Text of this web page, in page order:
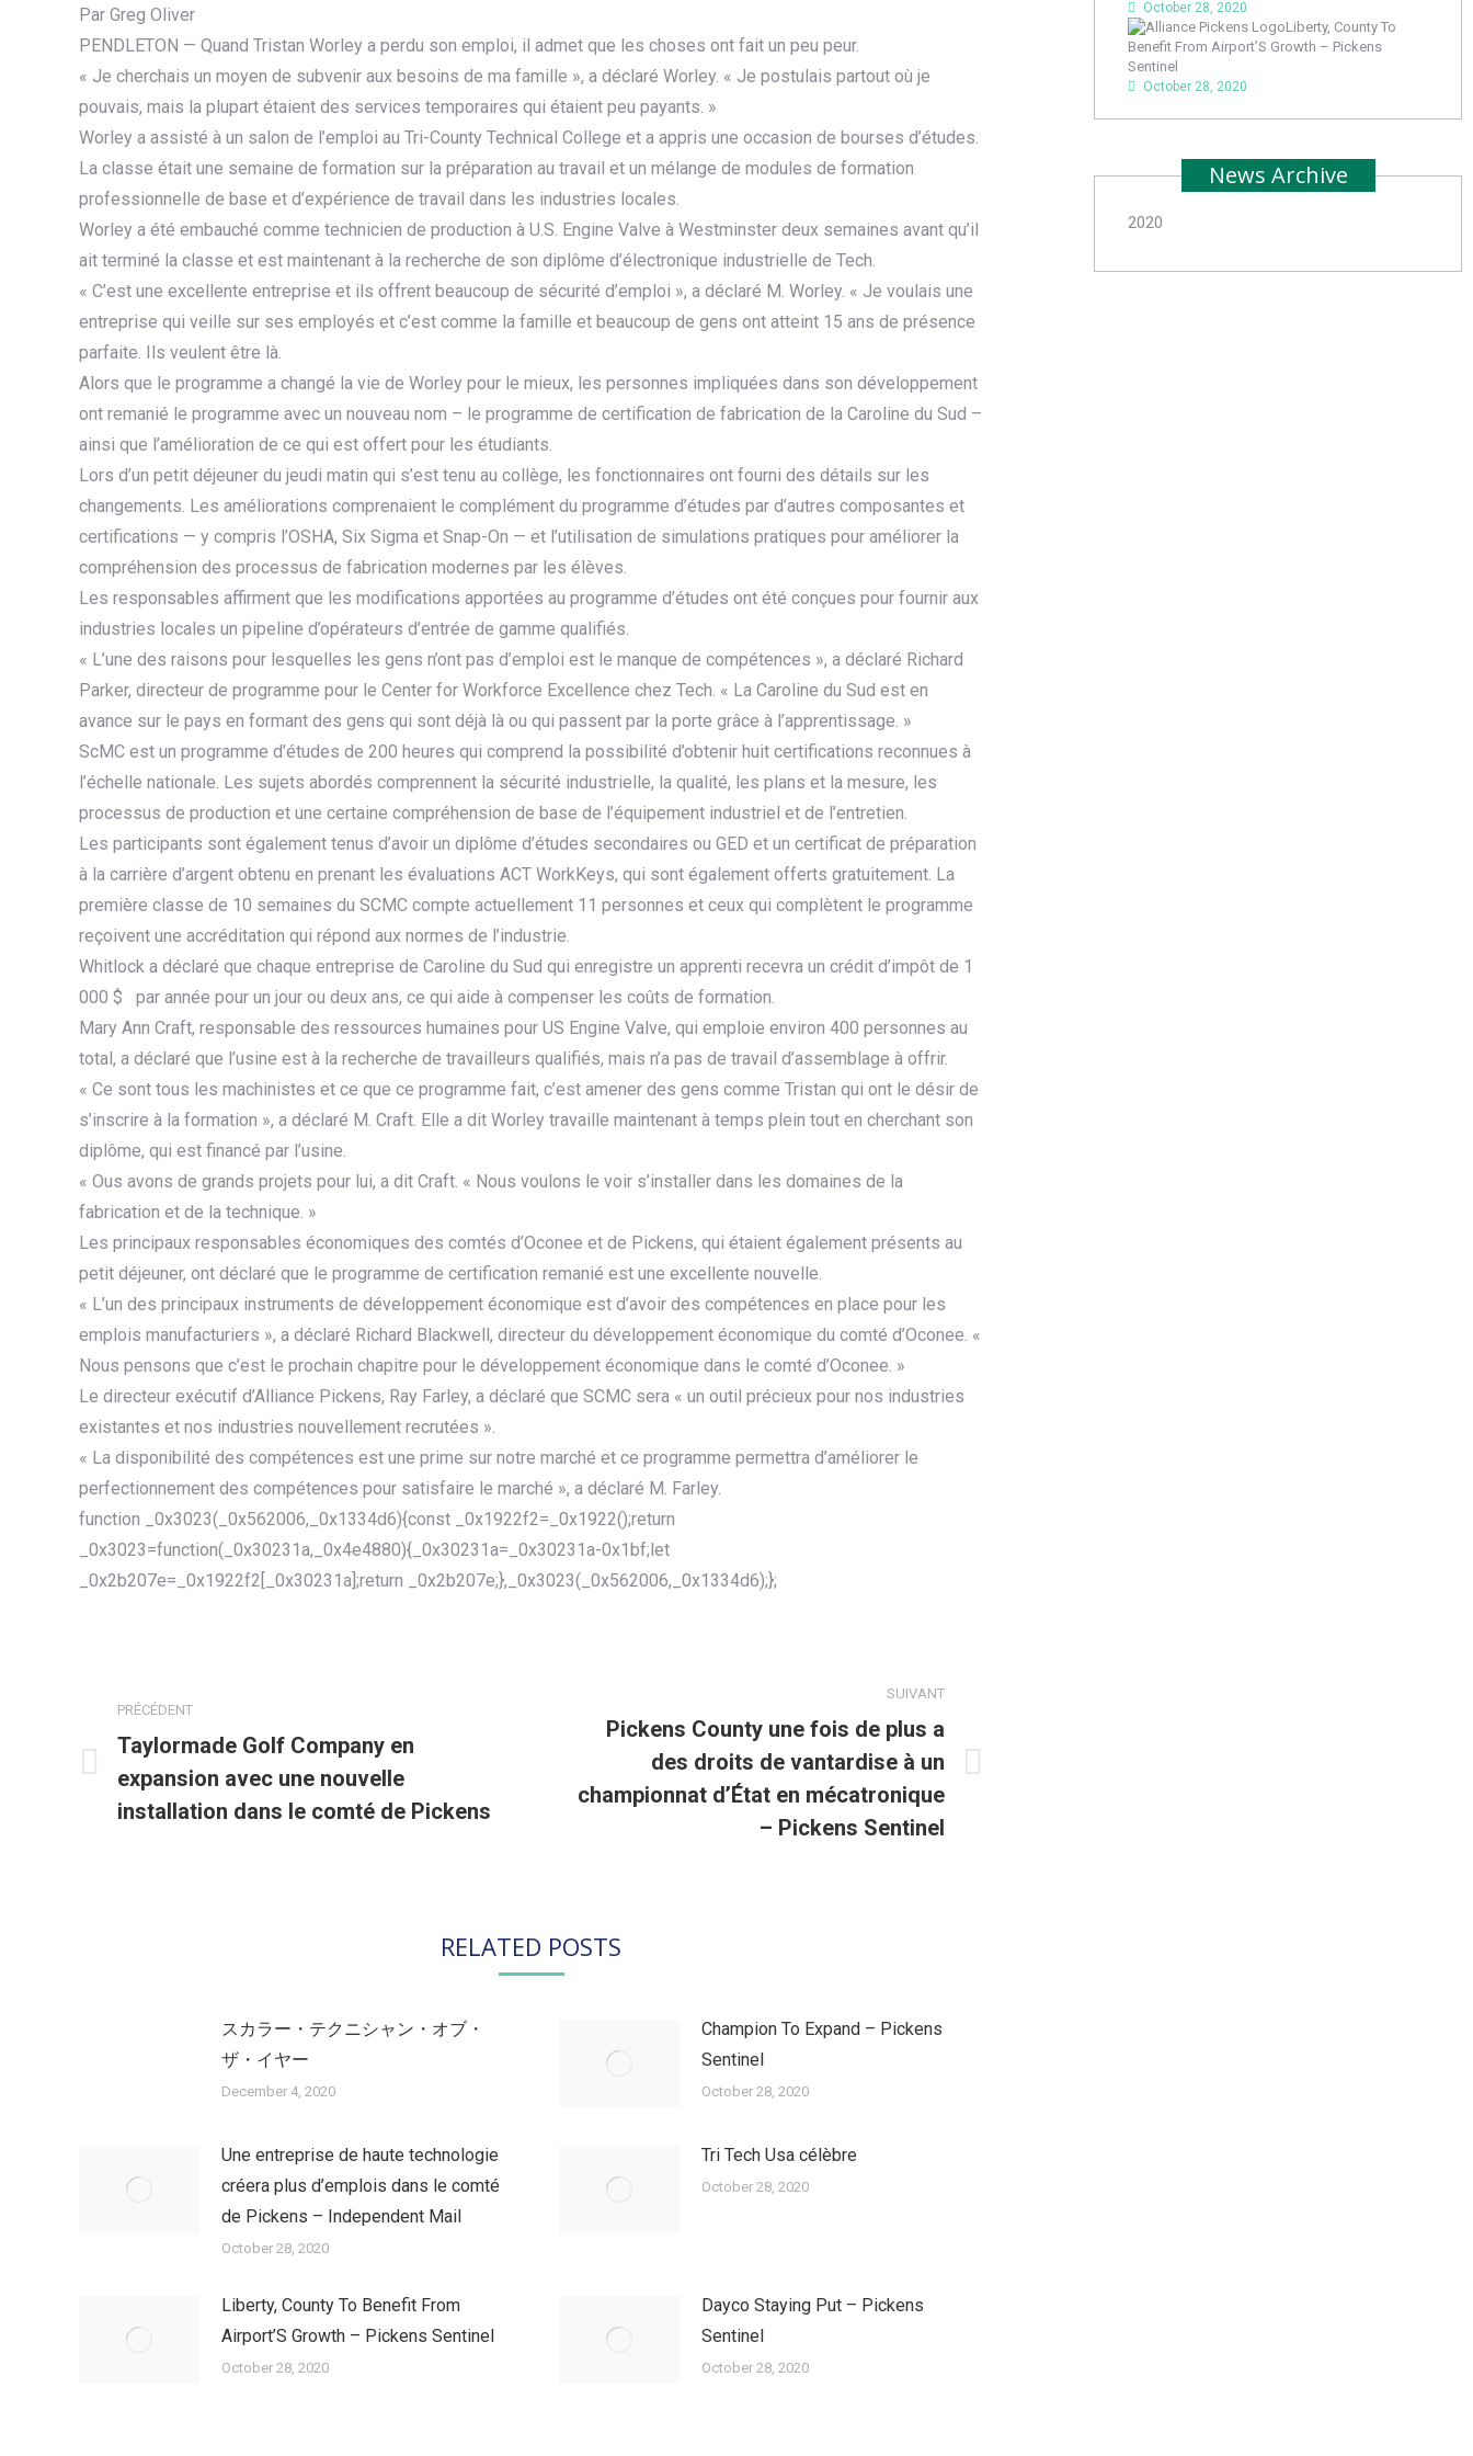
Par Greg Oliver
PENDLETON — Quand Tristan Worley a perdu son emploi, il admet que les choses ont fait un peu peur.
« Je cherchais un moyen de subvenir aux besoins de ma famille », a déclaré Worley. « Je postulais partout où je
pouvais, mais la plupart étaient des services temporaires qui étaient peu payants. »
Worley a assisté à un salon de l’emploi au Tri-County Technical College et a appris une occasion de bourses d’études.
La classe était une semaine de formation sur la préparation au travail et un mélange de modules de formation
professionnelle de base et d’expérience de travail dans les industries locales.
Worley a été embauché comme technicien de production à U.S. Engine Valve à Westminster deux semaines avant qu’il
ait terminé la classe et est maintenant à la recherche de son diplôme d’électronique industrielle de Tech.
« C’est une excellente entreprise et ils offrent beaucoup de sécurité d’emploi », a déclaré M. Worley. « Je voulais une
entreprise qui veille sur ses employés et c’est comme la famille et beaucoup de gens ont atteint 15 ans de présence
parfaite. Ils veulent être là.
Alors que le programme a changé la vie de Worley pour le mieux, les personnes impliquées dans son développement
ont remanié le programme avec un nouveau nom – le programme de certification de fabrication de la Caroline du Sud –
ainsi que l’amélioration de ce qui est offert pour les étudiants.
Lors d’un petit déjeuner du jeudi matin qui s’est tenu au collège, les fonctionnaires ont fourni des détails sur les
changements. Les améliorations comprenaient le complément du programme d’études par d’autres composantes et
certifications — y compris l’OSHA, Six Sigma et Snap-On — et l’utilisation de simulations pratiques pour améliorer la
compréhension des processus de fabrication modernes par les élèves.
Les responsables affirment que les modifications apportées au programme d’études ont été conçues pour fournir aux
industries locales un pipeline d’opérateurs d’entrée de gamme qualifiés.
« L’une des raisons pour lesquelles les gens n’ont pas d’emploi est le manque de compétences », a déclaré Richard
Parker, directeur de programme pour le Center for Workforce Excellence chez Tech. « La Caroline du Sud est en
avance sur le pays en formant des gens qui sont déjà là ou qui passent par la porte grâce à l’apprentissage. »
ScMC est un programme d’études de 200 heures qui comprend la possibilité d’obtenir huit certifications reconnues à
l’échelle nationale. Les sujets abordés comprennent la sécurité industrielle, la qualité, les plans et la mesure, les
processus de production et une certaine compréhension de base de l’équipement industriel et de l’entretien.
Les participants sont également tenus d’avoir un diplôme d’études secondaires ou GED et un certificat de préparation
à la carrière d’argent obtenu en prenant les évaluations ACT WorkKeys, qui sont également offerts gratuitement. La
première classe de 10 semaines du SCMC compte actuellement 11 personnes et ceux qui complètent le programme
reçoivent une accréditation qui répond aux normes de l’industrie.
Whitlock a déclaré que chaque entreprise de Caroline du Sud qui enregistre un apprenti recevra un crédit d’impôt de 1
000 $ par année pour un jour ou deux ans, ce qui aide à compenser les coûts de formation.
Mary Ann Craft, responsable des ressources humaines pour US Engine Valve, qui emploie environ 400 personnes au
total, a déclaré que l’usine est à la recherche de travailleurs qualifiés, mais n’a pas de travail d’assemblage à offrir.
« Ce sont tous les machinistes et ce que ce programme fait, c’est amener des gens comme Tristan qui ont le désir de
s’inscrire à la formation », a déclaré M. Craft. Elle a dit Worley travaille maintenant à temps plein tout en cherchant son
diplôme, qui est financé par l’usine.
« Ous avons de grands projets pour lui, a dit Craft. « Nous voulons le voir s’installer dans les domaines de la
fabrication et de la technique. »
Les principaux responsables économiques des comtés d’Oconee et de Pickens, qui étaient également présents au
petit déjeuner, ont déclaré que le programme de certification remanié est une excellente nouvelle.
« L’un des principaux instruments de développement économique est d’avoir des compétences en place pour les
emplois manufacturiers », a déclaré Richard Blackwell, directeur du développement économique du comté d’Oconee. «
Nous pensons que c’est le prochain chapitre pour le développement économique dans le comté d’Oconee. »
Le directeur exécutif d’Alliance Pickens, Ray Farley, a déclaré que SCMC sera « un outil précieux pour nos industries
existantes et nos industries nouvellement recrutées ».
« La disponibilité des compétences est une prime sur notre marché et ce programme permettra d’améliorer le
perfectionnement des compétences pour satisfaire le marché », a déclaré M. Farley.
function _0x3023(_0x562006,_0x1334d6){const _0x1922f2=_0x1922();return
_0x3023=function(_0x30231a,_0x4e4880){_0x30231a=_0x30231a-0x1bf;let
_0x2b207e=_0x1922f2[_0x30231a];return _0x2b207e;},_0x3023(_0x562006,_0x1334d6);};
ARTICLE
PRÉCÉDENT
Article
précédent
Taylormade Golf Company en
expansion avec une nouvelle
installation dans le comté de Pickens
SUIVANT
suivant
Pickens County une fois de plus a
des droits de vantardise à un
championnat d’État en mécatronique
– Pickens Sentinel
RELATED POSTS
スカラー・テクニシャン・オブ・
ザ・イヤー
December 4, 2020
Champion To Expand – Pickens
Sentinel
October 28, 2020
Une entreprise de haute technologie
créera plus d’emplois dans le comté
de Pickens – Independent Mail
October 28, 2020
Tri Tech Usa célèbre
October 28, 2020
Liberty, County To Benefit From
Airport’S Growth – Pickens Sentinel
October 28, 2020
Dayco Staying Put – Pickens
Sentinel
October 28, 2020
October 28, 2020
Liberty, County To
Benefit From Airport’S Growth – Pickens
Sentinel
October 28, 2020
News Archive
2020